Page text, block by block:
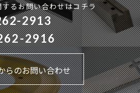
るお問い合わせはコチラ
2913
2916
らのお問い合わせ